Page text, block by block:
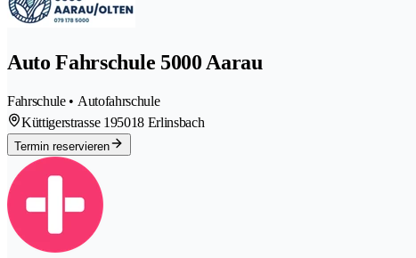
Auto Fahrschule 5000 Aarau
Fahrschule • Autofahrschule
Küttigerstrasse 195018 Erlinsbach
Termin reservieren